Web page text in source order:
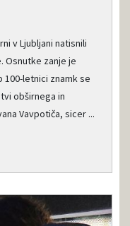
v Ljubljani natisnili
Osnutke zanje je
100-letnici znamk se
obširnega in
Vavpotiča, sicer ...